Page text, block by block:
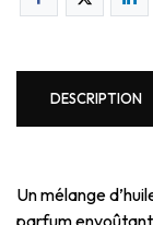
DESCRIPTION
Un mélange
parfum